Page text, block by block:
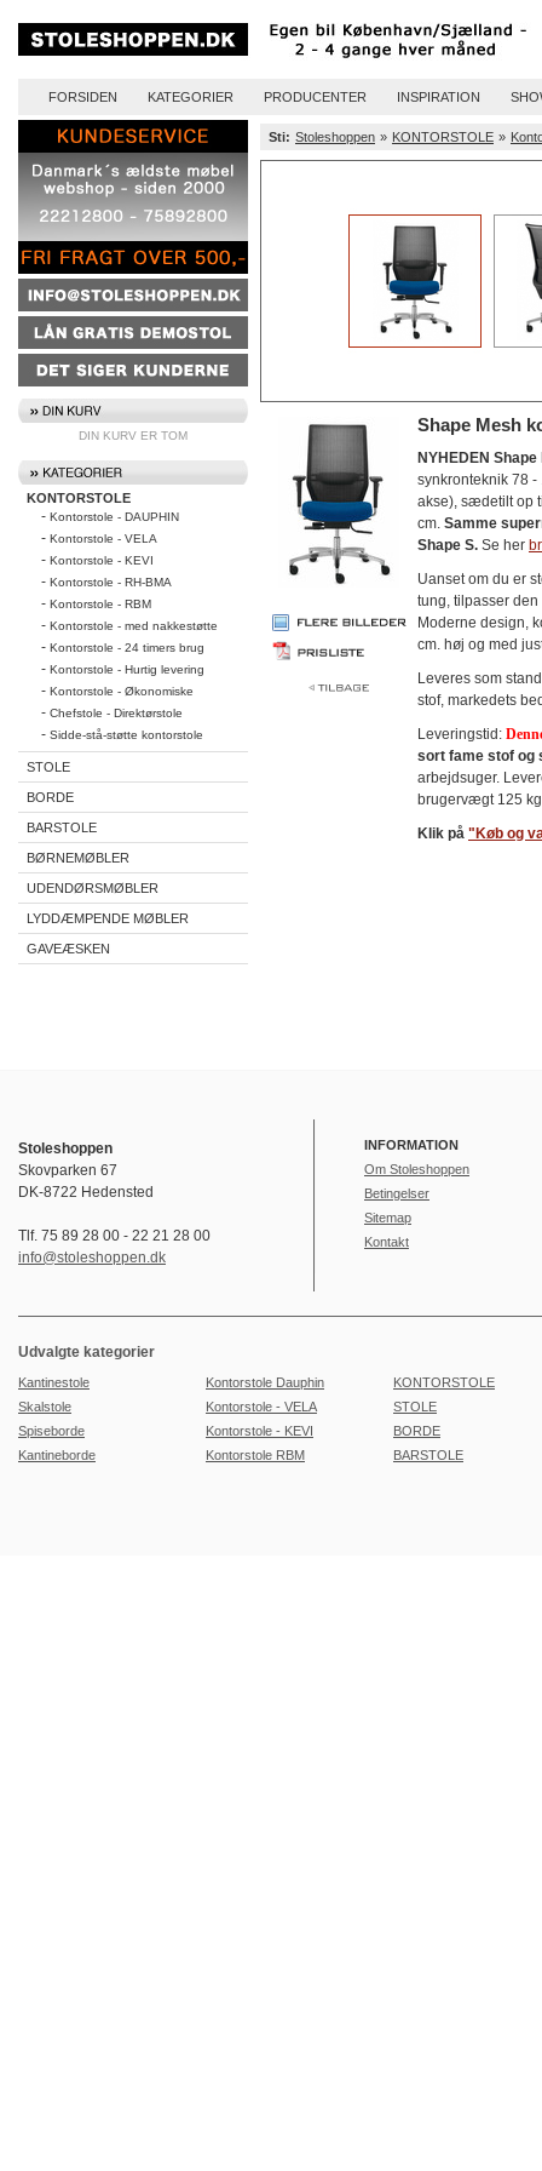
FORSIDEN KATEGORIER PRODUCENTER INSPIRATION
DIN KURV ER TOM
KONTORSTOLE
- Kontorstole - DAUPHIN
- Kontorstole - VELA
- Kontorstole - KEVI
- Kontorstole - RH-BMA
- Kontorstole - RBM
- Kontorstole - med nakkestøtte
- Kontorstole - 24 timers brug
- Kontorstole - Hurtig levering
- Kontorstole - Økonomiske
- Chefstole - Direktørstole
- Sidde-stå-støtte kontorstole
STOLE
BORDE
BARSTOLE
BØRNEMØBLER
UDENDØRSMØBLER
LYDDÆMPENDE MØBLER
GAVEÆSKEN
Sti: Stoleshoppen » KONTORSTOLE »
Shape Mesh
NYHEDEN Shape
synkronteknik 78
akse), sædetilt op
cm. Samme
Shape S. Se her
Uanset om du er
tung, tilpasser
Moderne design,
cm. høj og med
Leveres som
stof, markedets
Leveringstid:
sort fame stof og
arbejdsuger.
brugervægt 125
Klik på "Køb og
Stoleshoppen
Skovparken 67
DK-8722 Hedensted
Tlf. 75 89 28 00 - 22 21 28 00
info@stoleshoppen.dk
INFORMATION
Om Stoleshoppen
Betingelser
Sitemap
Kontakt
Udvalgte kategorier
Kantinestole
Skalstole
Spiseborde
Kantineborde
Kontorstole Dauphin
Kontorstole - VELA
Kontorstole - KEVI
Kontorstole RBM
KONTORSTOLE
STOLE
BORDE
BARSTOLE